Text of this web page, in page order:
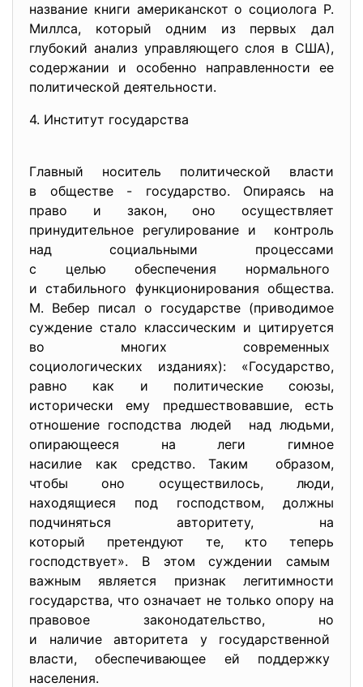
название книги американскот о социолога Р.
Миллса, который одним из первых дал
глубокий анализ управляющего слоя в США),
содержании и особенно направленности ее
политической деятельности.
4. Институт государства
Главный носитель политической власти
в обществе - государство. Опираясь на
право и закон, оно осуществляет
принудительное регулирование и контроль
над социальными процессами
с целью обеспечения нормального
и стабильного функционирования общества.
М. Вебер писал о государстве (приводимое
суждение стало классическим и цитируется
во многих современных
социологических изданиях): «Государство,
равно как и политические союзы,
исторически ему предшествовавшие, есть
отношение господства людей над людьми,
опирающееся на леги гимное
насилие как средство. Таким образом,
чтобы оно осуществилось, люди,
находящиеся под господством, должны
подчиняться авторитету, на
который претендуют те, кто теперь
господствует». В этом суждении самым
важным является признак легитимности
государства, что означает не только опору на
правовое законодательство, но
и наличие авторитета у государственной
власти, обеспечивающее ей поддержку
населения.